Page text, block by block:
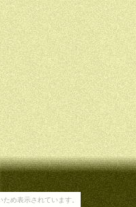
め表示されています。